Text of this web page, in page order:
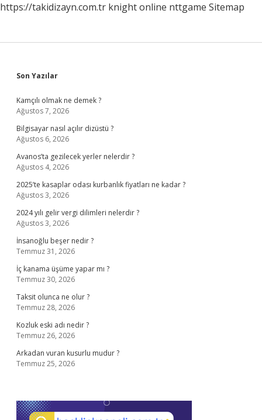
https://takidizayn.com.tr knight online nttgame Sitemap
Sidebar
Son Yazılar
Kamçılı olmak ne demek ?
Ağustos 7, 2026
Bilgisayar nasıl açılır dizüstü ?
Ağustos 6, 2026
Avanos’ta gezilecek yerler nelerdir ?
Ağustos 4, 2026
2025’te kasaplar odası kurbanlık fiyatları ne kadar ?
Ağustos 3, 2026
2024 yılı gelir vergi dilimleri nelerdir ?
Ağustos 3, 2026
İnsanoğlu beşer nedir ?
Temmuz 31, 2026
İç kanama üşüme yapar mı ?
Temmuz 30, 2026
Taksit olunca ne olur ?
Temmuz 28, 2026
Kozluk eski adı nedir ?
Temmuz 26, 2026
Arkadan vuran kusurlu mudur ?
Temmuz 25, 2026